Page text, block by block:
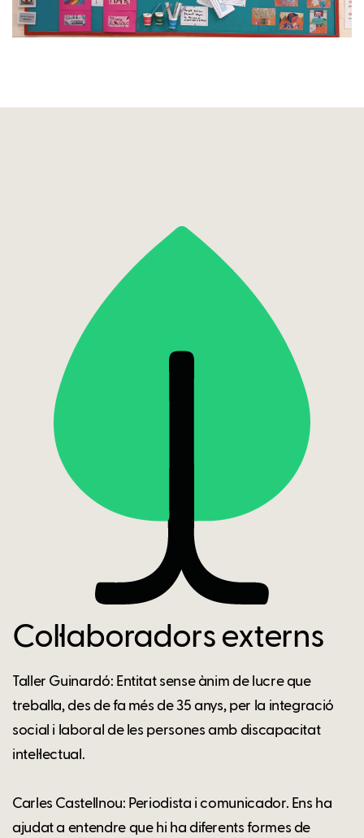
Col·laboradors externs
Taller Guinardó: Entitat sense ànim de lucre que
treballa, des de fa més de 35 anys, per la integració
social i laboral de les persones amb discapacitat
intel·lectual.
Carles Castellnou: Periodista i comunicador. Ens ha
ajudat a entendre que hi ha diferents formes de